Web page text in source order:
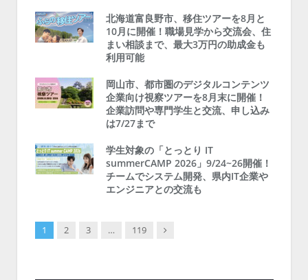
北海道富良野市、移住ツアーを8月と
10月に開催！職場見学から交流会、住
まい相談まで、最大3万円の助成金も
利用可能
岡山市、都市圏のデジタルコンテンツ
企業向け視察ツアーを8月末に開催！
企業訪問や専門学生と交流、申し込み
は7/27まで
学生対象の「とっとり IT
summerCAMP 2026」9/24~26開催！
チームでシステム開発、県内IT企業や
エンジニアとの交流も
1 2 3 … 119 Next